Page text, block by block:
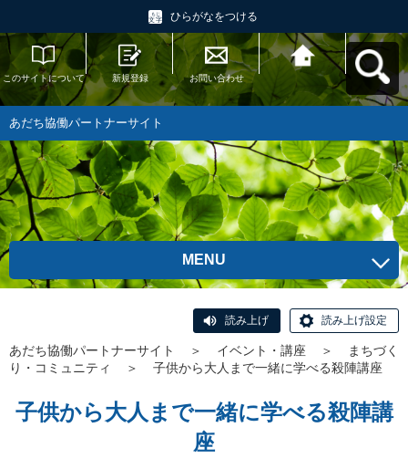
ひらがなをつける
このサイトについて 新規登録 お問い合わせ
あだち協働パートナ
ーサイトへ戻る
あだち協働パートナーサイト
MENU
読み上げ 読み上げ設定
あだち協働パートナーサイト ＞ イベント・講座 ＞
まちづく
り・コミュニティ
＞ 子供から大人まで一緒に学べる殺陣講座
子供から大人まで一緒に学べる殺陣講
座